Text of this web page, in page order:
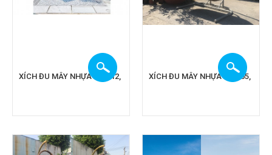
XÍCH ĐU MÂY NHỰA CA 912, XÍCH ĐU MÂY NHỰA CA 905,